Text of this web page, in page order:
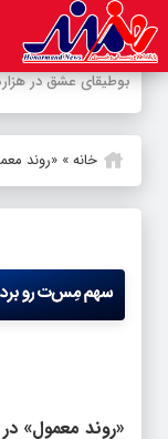
-
خانه» «روند
«روند معمول»